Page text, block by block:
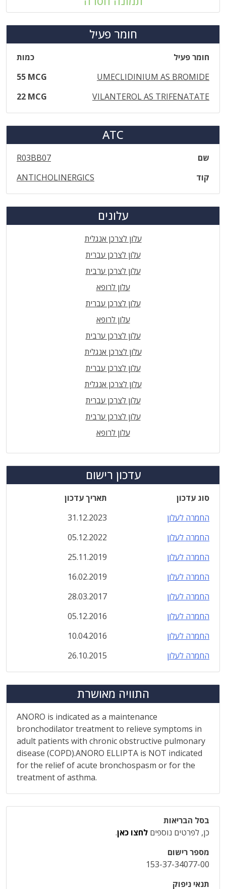
חומר פעיל
חומר פעיל
כמות
UMECLIDINIUM AS BROMIDE
55 MCG
VILANTEROL AS TRIFENATATE
22 MCG
ATC
שם
R03BB07
קוד
ANTICHOLINERGICS
עלונים
עלון לצרכן אנגלית
עלון לצרכן עברית
עלון לצרכן ערבית
עלון לרופא
עלון לצרכן עברית
עלון לרופא
עלון לצרכן ערבית
עלון לצרכן אנגלית
עלון לצרכן עברית
עלון לצרכן אנגלית
עלון לצרכן עברית
עלון לצרכן ערבית
עלון לרופא
עדכון רישום
סוג עדכון
תאריך עדכון
החמרה לעלון
31.12.2023
החמרה לעלון
05.12.2022
החמרה לעלון
25.11.2019
החמרה לעלון
16.02.2019
החמרה לעלון
28.03.2017
החמרה לעלון
05.12.2016
החמרה לעלון
10.04.2016
החמרה לעלון
26.10.2015
התוויה מאושרת
ANORO is indicated as a maintenance
bronchodilator treatment to relieve symptoms in
adult patients with chronic obstructive pulmonary
disease (COPD).ANORO ELLIPTA is NOT indicated
for the relief of acute bronchospasm or for the
treatment of asthma.
בסל הבריאות
כן, לפרטים נוספים לחצו כאן.
מספר רישום
153-37-34077-00
תנאי ניפוק